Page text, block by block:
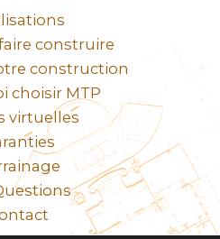
construire
construction
choisir MTP
virtuelles